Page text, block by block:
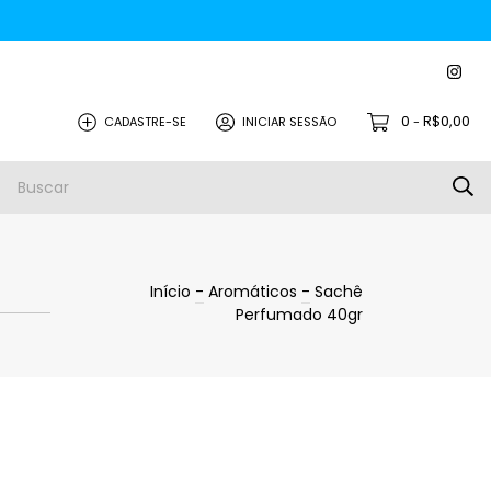
CADASTRE-SE INICIAR SESSÃO 0 - R$0,00
Início - Aromáticos - Sachê
Perfumado 40gr